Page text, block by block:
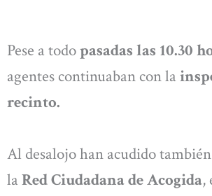
Pese a todopasadas las 10.30
agentes continuaban con la
recinto.
Al desalojo han acudido
la Red Ciudadana de Acogida,